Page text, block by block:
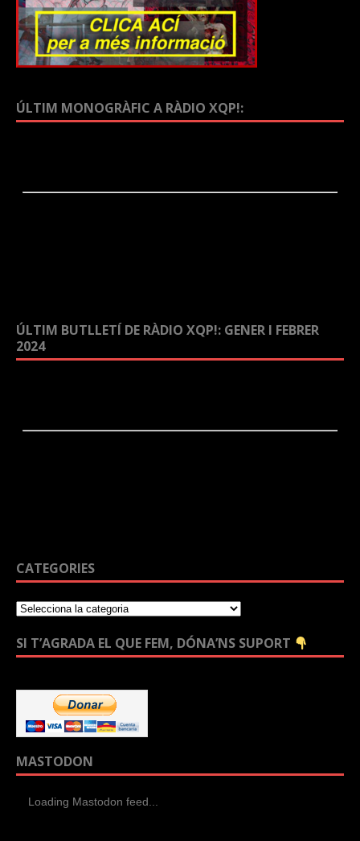
ÚLTIM MONOGRÀFIC A RÀDIO XQP!:
ÚLTIM BUTLLETÍ DE RÀDIO XQP!: GENER I FEBRER
2024
CATEGORIES
SI T’AGRADA EL QUE FEM, DÓNA’NS SUPORT
MASTODON
Loading Mastodon feed...